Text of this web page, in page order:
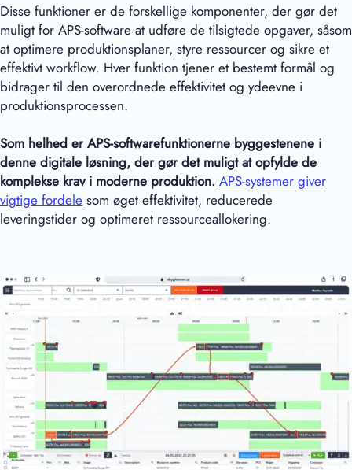
Disse funktioner er de forskellige komponenter, der gør det
muligt for APS-software at udføre de tilsigtede opgaver, såsom
at optimere produktionsplaner, styre ressourcer og sikre et
effektivt workflow. Hver funktion tjener et bestemt formål og
bidrager til den overordnede effektivitet og ydeevne i
produktionsprocessen.
Som helhed er APS-softwarefunktionerne byggestenene i
denne digitale løsning, der gør det muligt at opfylde de
komplekse krav i moderne produktion. APS-systemer giver
vigtige fordele som øget effektivitet, reducerede
leveringstider og optimeret ressourceallokering.